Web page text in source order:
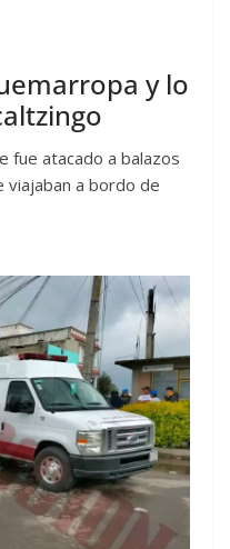
y lo
fue atacado a balazos
a bordo de